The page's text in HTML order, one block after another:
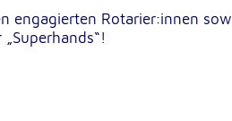
engagierten Rotarier:innen